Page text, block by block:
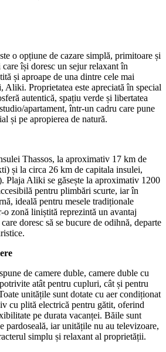
o opțiune de cazare simplă, primitoare și
își doresc un sejur relaxant în
și aproape de una dintre cele mai
Aliki. Proprietatea este apreciată în special
autentică, spațiu verde și libertatea
apartament, într-un cadru care pune
și pe apropierea de natură.
Thassos, la aproximativ 17 km de
și la circa 26 km de capitala insulei,
Plaja Aliki se găsește la aproximativ 1200
pentru plimbări scurte, iar în
ideală pentru mesele tradiționale
o zonă liniștită reprezintă un avantaj
doresc să se bucure de odihnă, departe
de camere duble, camere duble cu
atât pentru cupluri, cât și pentru
unitățile sunt dotate cu aer condiționat
cu plită electrică pentru gătit, oferind
pe durata vacanței. Băile sunt
pardoseală, iar unitățile nu au televizoare,
simplu și relaxant al proprietății.